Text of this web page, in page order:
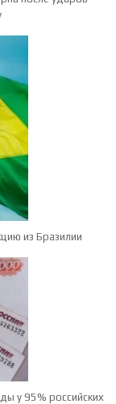
из Бразилии
у 95% российских